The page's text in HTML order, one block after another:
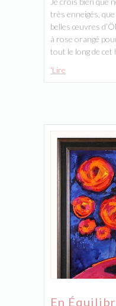
très enneigés,
belles œuvres
à rose orangé
tout le long de cet
'Lire
En